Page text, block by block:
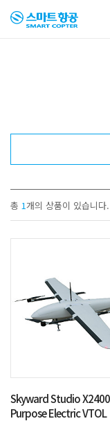
총 1개의 상품이 있습니다.
Skyward Studio
Purpose Electric VTOL